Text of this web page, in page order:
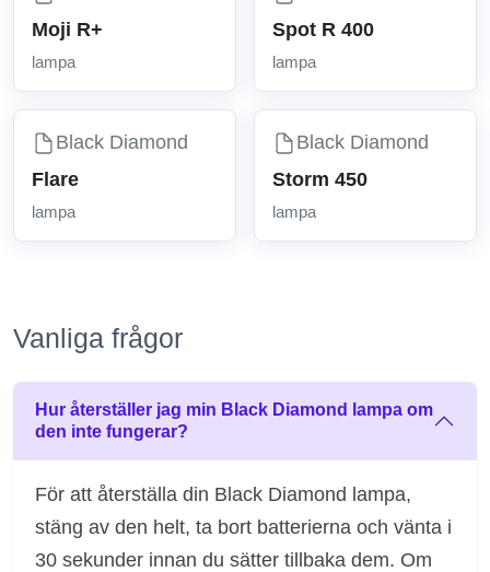
Moji R+
lampa
Spot R 400
lampa
Black Diamond
Flare
lampa
Black Diamond
Storm 450
lampa
Vanliga frågor
Hur återställer jag min Black Diamond lampa om
den inte fungerar?
För att återställa din Black Diamond lampa,
stäng av den helt, ta bort batterierna och vänta i
30 sekunder innan du sätter tillbaka dem. Om